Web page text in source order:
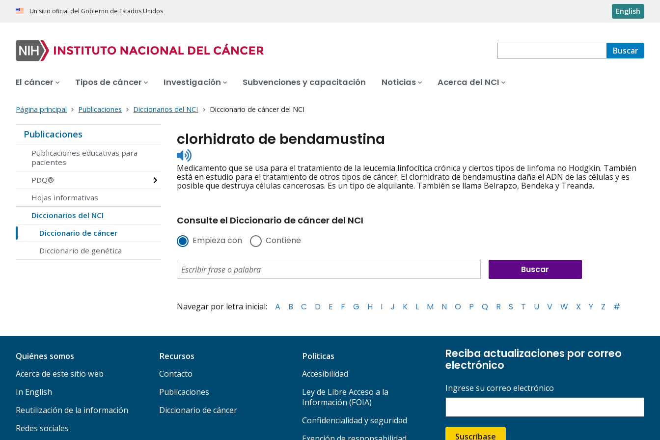
Un sitio oficial del Gobierno de Estados Unidos English
Buscar
El cáncer Tipos de cáncer Investigación Subvenciones y capacitación Noticias Acerca del NCI
Página principal Publicaciones Diccionarios del NCI Diccionario de cáncer del NCI
Publicaciones
Publicaciones educativas para
pacientes
PDQ®
Hojas informativas
Diccionarios del NCI
Diccionario de cáncer
Diccionario de genética
clorhidrato de bendamustina
Listen
to
pronunciation
Medicamento que se usa para el tratamiento de la leucemia linfocítica crónica y ciertos tipos de linfoma no Hodgkin. También
está en estudio para el tratamiento de otros tipos de cáncer. El clorhidrato de bendamustina daña el ADN de las células y es
posible que destruya células cancerosas. Es un tipo de alquilante. También se llama Belrapzo, Bendeka y Treanda.
Consulte el Diccionario de cáncer del NCI
Empieza con Contiene
Navegar por letra inicial: A B C D E F G H I J K L M N O P Q R S T U V W X Y Z #
Quiénes somos
Acerca de este sitio web
In English
Reutilización de la información
Redes sociales
Recursos
Contacto
Publicaciones
Diccionario de cáncer
Políticas
Accesibilidad
Ley de Libre Acceso a la
Información (FOIA)
Confidencialidad y seguridad
Reciba actualizaciones por correo
electrónico
Ingrese su correo electrónico
Suscríbase